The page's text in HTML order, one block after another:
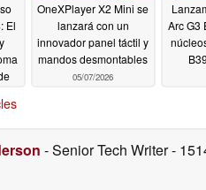
El
OneXPlayer X2 Mini se
lanzará con un
innovador panel táctil y
mandos desmontables
05/07/2026
Arc G3
- Senior Tech Writer-